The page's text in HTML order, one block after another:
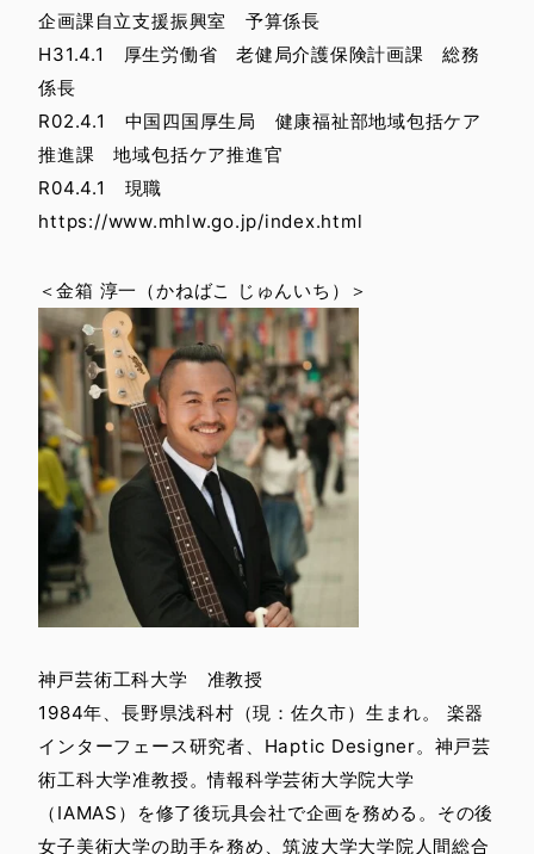
企画課自立支援振興室 予算係長
H31.4.1 厚生労働省 老健局介護保険計画課 総務
係長
R02.4.1 中国四国厚生局 健康福祉部地域包括ケア
推進課 地域包括ケア推進官
R04.4.1 現職
https://www.mhlw.go.jp/index.html
＜金箱 淳一（かねばこ じゅんいち）＞
神戸芸術工科大学 准教授
1984年、長野県浅科村（現：佐久市）生まれ。 楽器
インターフェース研究者、Haptic Designer。神戸芸
術工科大学准教授。情報科学芸術大学院大学
（IAMAS）を修了後玩具会社で企画を務める。その後
女子美術大学の助手を務め、筑波大学大学院人間総合